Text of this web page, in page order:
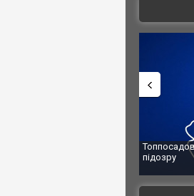
Топпосадовцю Повітряних Сил вручили нову